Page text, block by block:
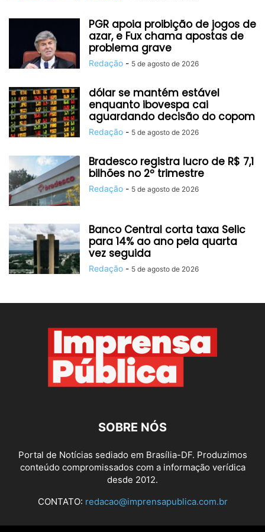
PGR apoia proibição de jogos de
azar, e Fux chama apostas de
problema grave
Redação - 5 de agosto de 2026
dólar se mantém estável
enquanto ibovespa cai
aguardando decisão do copom
Redação - 5 de agosto de 2026
Bradesco registra lucro de R$ 7,1
bilhões no 2º trimestre
Redação - 5 de agosto de 2026
Banco Central corta taxa Selic
para 14% ao ano pela quarta
vez seguida
Redação - 5 de agosto de 2026
SOBRE NÓS
Portal de Notícias sediado em Brasília-DF. Produzimos
conteúdo compromissados com a informação verídica
desde 2012.
CONTATO: redacao@imprensapublica.com.br